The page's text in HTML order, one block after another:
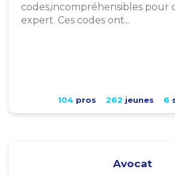
codes,incompréhensibles pour
expert. Ces codes ont...
104pros 262 jeunes 6
Avocat